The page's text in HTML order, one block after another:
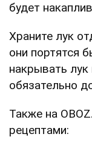
будет
Храните лук
они портятся
накрывать
обязательно
Также на
рецептами: